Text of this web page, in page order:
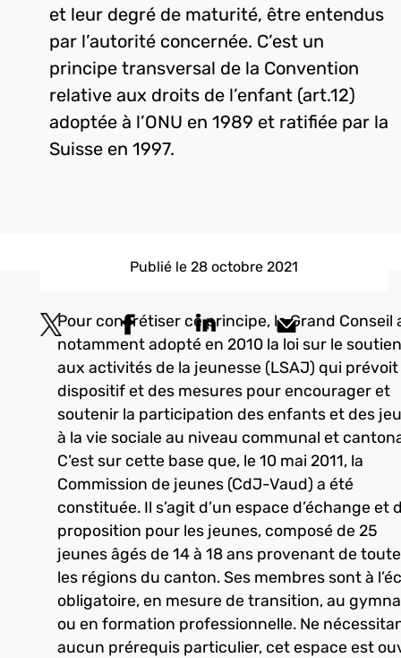
et leur degré de maturité, être entendus
par l’autorité concernée. C’est un
principe transversal de la Convention
relative aux droits de l’enfant (art.12)
adoptée à l’ONU en 1989 et ratifiée par la
Suisse en 1997.
Publié le 28 octobre 2021
Pour concrétiser ce principe, le Grand Conseil
notamment adopté en 2010 la loi sur le soutien
aux activités de la jeunesse (LSAJ) qui
dispositif et des mesures pour encourager et
soutenir la participation des enfants et des
à la vie sociale au niveau communal et
C’est sur cette base que, le 10 mai 2011, la
Commission de jeunes (CdJ-Vaud) a été
constituée. Il s’agit d’un espace d’échange et
proposition pour les jeunes, composé de 25
jeunes âgés de 14 à 18 ans provenant de
les régions du canton. Ses membres sont à
obligatoire, en mesure de transition, au
ou en formation professionnelle. Ne
aucun prérequis particulier, cet espace est